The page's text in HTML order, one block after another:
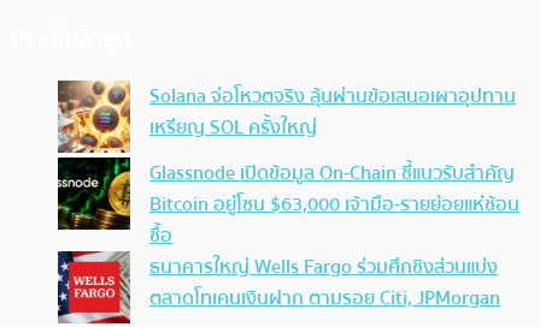
Solana จ่อโหวตจริง ลุ้นผ่านข้อเสนอเผาอุปทาน
เหรียญ SOL ครั้งใหญ่
Glassnode เปิดข้อมูล On-Chain ชี้แนวรับสำคัญ
Bitcoin อยู่โซน $63,000 เจ้ามือ-รายย่อยแห่ช้อน
ซื้อ
ธนาคารใหญ่ Wells Fargo ร่วมศึกชิงส่วนแบ่ง
ตลาดโทเคนเงินฝาก ตามรอย Citi, JPMorgan